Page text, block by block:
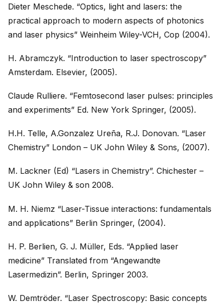
Dieter Meschede. “Optics, light and lasers: the
practical approach to modern aspects of photonics
and laser physics” Weinheim Wiley-VCH, Cop (2004).
H. Abramczyk. “Introduction to laser spectroscopy”
Amsterdam. Elsevier, (2005).
Claude Rulliere. “Femtosecond laser pulses: principles
and experiments” Ed. New York Springer, (2005).
H.H. Telle, A.Gonzalez Ureña, R.J. Donovan. “Laser
Chemistry” London – UK John Wiley & Sons, (2007).
M. Lackner (Ed) “Lasers in Chemistry”. Chichester –
UK John Wiley & son 2008.
M. H. Niemz “Laser-Tissue interactions: fundamentals
and applications” Berlin Springer, (2004).
H. P. Berlien, G. J. Müller, Eds. “Applied laser
medicine” Translated from “Angewandte
Lasermedizin”. Berlin, Springer 2003.
W. Demtröder. “Laser Spectroscopy: Basic concepts